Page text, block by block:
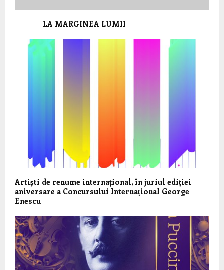
LA MARGINEA LUMII
Artiști de renume internațional, în juriul ediției
aniversare a Concursului Internațional George
Enescu